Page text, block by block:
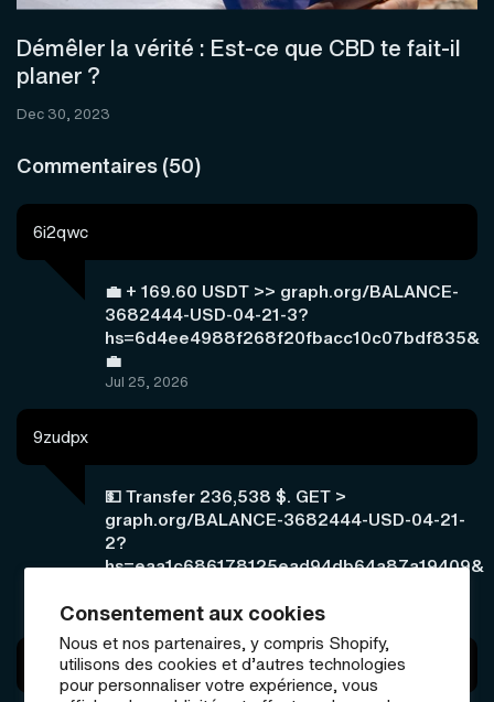
Consentement aux cookies
Nous et nos partenaires, y compris Shopify,
utilisons des cookies et d’autres technologies
pour personnaliser votre expérience, vous
Démêler la vérité : Est-ce que CBD te fait-il
planer ?
Dec 30, 2023
Commentaires (50)
6i2qwc
💼 + 169.60 USDT >> graph.org/BALANCE-
3682444-USD-04-21-3?
hs=6d4ee4988f268f20fbacc10c07bdf835&
💼
Jul 25, 2026
9zudpx
💵 Transfer 236,538 $. GET >
graph.org/BALANCE-3682444-USD-04-21-
2?
hs=eaa1c686178125ead94db64a87a19409&
Jul 24, 2026
a84fal